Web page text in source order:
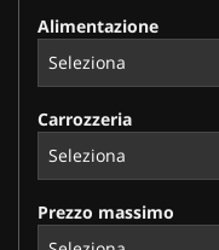
Alimentazione
Carrozzeria
Prezzo massimo